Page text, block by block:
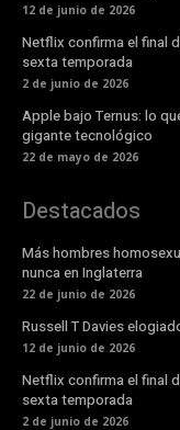
12 de junio de 2026
Netflix confirma el final
sexta temporada
2 de junio de 2026
Apple bajo Ternus: lo
gigante tecnológico
22 de mayo de 2026
Destacados
Más hombres
nunca en Inglaterra
22 de junio de 2026
Russell T Davies
12 de junio de 2026
Netflix confirma el final
sexta temporada
2 de junio de 2026